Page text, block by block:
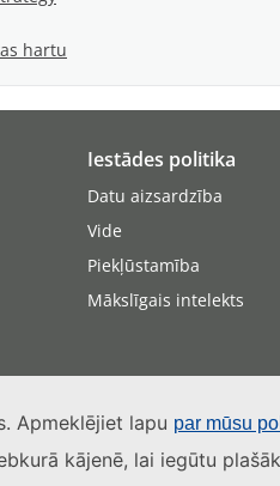
Apmeklējiet lapu par mūsu
kājenē, lai iegūtu
hartu
Iestādes politika
Datu aizsardzība
Vide
Piekļūstamība
Mākslīgais intelekts